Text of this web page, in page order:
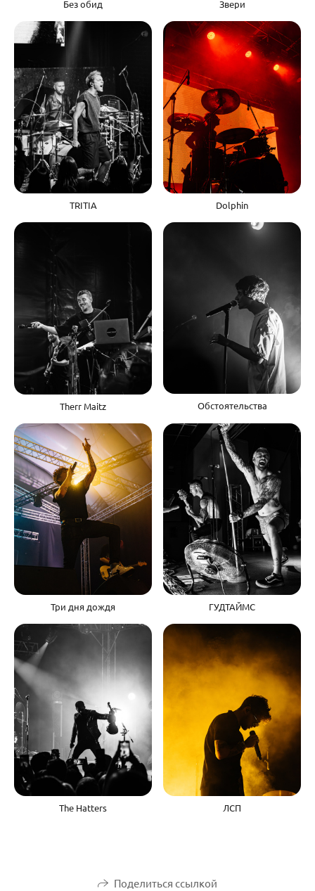
Без обид Звери
TRITIA Dolphin
Therr Maitz Обстоятельства
Три дня дождя ГУДТАЙМС
The Hatters ЛСП
Поделиться ссылкой